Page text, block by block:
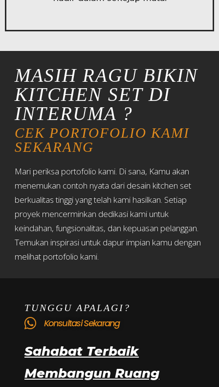
MASIH RAGU BIKIN
KITCHEN SET DI
INTERUMA ?
CEK PORTOFOLIO KAMI
SEKARANG
Mari periksa portofolio kami. Di sana, Kamu akan
menemukan contoh nyata dari desain kitchen set
berkualitas tinggi yang telah kami hasilkan. Setiap
proyek mencerminkan dedikasi kami untuk
keindahan, fungsionalitas, dan kepuasan pelanggan.
Temukan inspirasi untuk dapur impian kamu dengan
melihat portofolio kami.
TUNGGU APALAGI?
Konsultasi Sekarang
Sahabat Terbaik
Membangun Ruang